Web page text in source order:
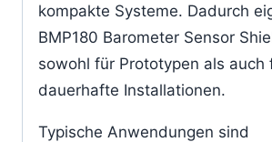
kompakte Systeme. Dadurch
BMP180 Barometer Sensor
sowohl für Prototypen als auch
dauerhafte Installationen.
Typische Anwendungen sind